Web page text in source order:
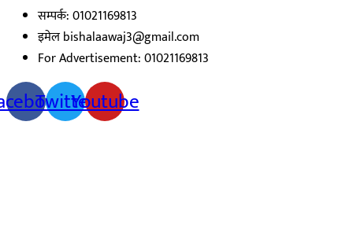
सम्पर्क: 01021169813
इमेल bishalaawaj3@gmail.com
For Advertisement: 01021169813
TwitterYoutube